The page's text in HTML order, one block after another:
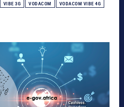
VIBE 3G VODACOM VODACOM VIBE 4G